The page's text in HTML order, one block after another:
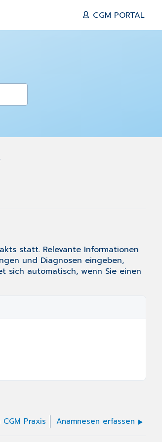
CGM PORTAL
statt. Relevante Informationen
und Diagnosen eingeben,
sich automatisch, wenn Sie einen
Praxis Anamnesen erfassen